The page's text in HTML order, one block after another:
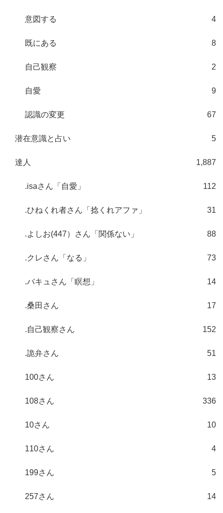
意図する 4
既にある 8
自己観察 2
自愛 9
認識の変更 67
潜在意識と占い 5
達人 1,887
.isaさん「自愛」 112
.ひねくれ者さん「捻くれアファ」 31
.よしお(447）さん「関係ない」 88
.クレさん「なる」 73
.バキュさん「瞑想」 14
.桑田さん 17
.自己観察さん 152
.詭弁さん 51
100さん 13
108さん 336
10さん 10
110さん 4
199さん 5
257さん 14